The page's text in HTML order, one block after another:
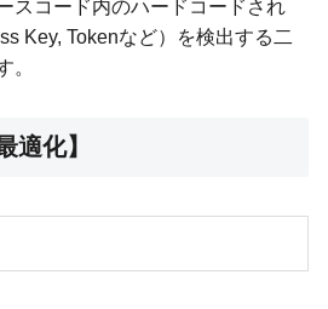
スコード内のハードコードされ
Key, Tokenなど）を検出する二
。
適化】